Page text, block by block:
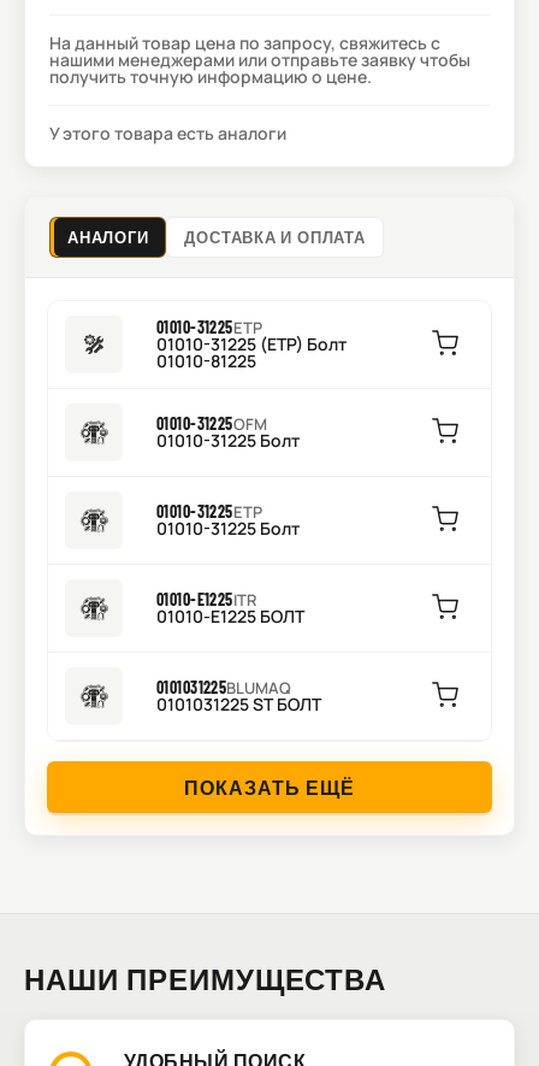
На данный товар цена по запросу, свяжитесь с
нашими менеджерами или отправьте заявку чтобы
получить точную информацию о цене.
У этого товара есть аналоги
АНАЛОГИ ДОСТАВКА И ОПЛАТА
01010-31225ETP
01010-31225 (ETP) Болт
01010-81225
01010-31225OFM
01010-31225 Болт
01010-31225ETP
01010-31225 Болт
01010-E1225ITR
01010-E1225 БОЛТ
0101031225BLUMAQ
0101031225 ST БОЛТ
ПОКАЗАТЬ ЕЩЁ
НАШИ ПРЕИМУЩЕСТВА
УДОБНЫЙ ПОИСК